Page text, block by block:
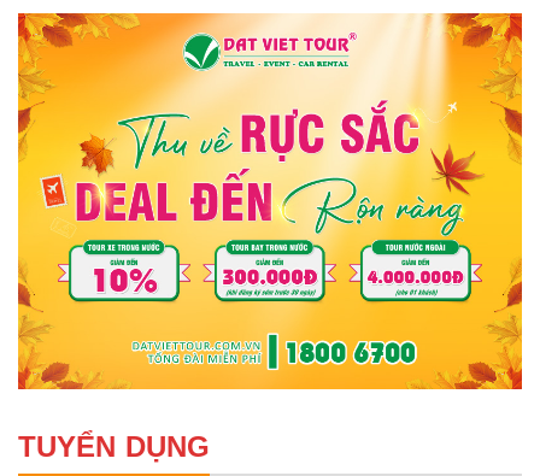
TUYỂN DỤNG